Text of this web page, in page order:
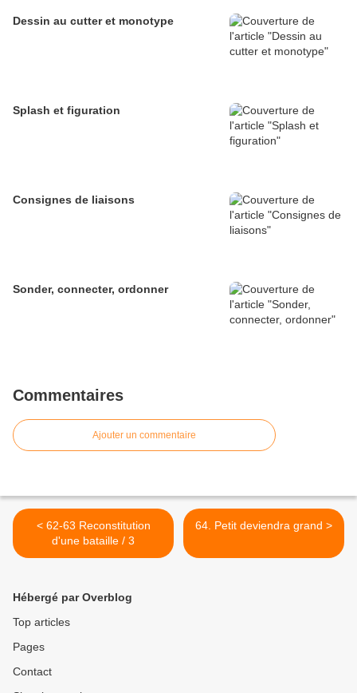
Dessin au cutter et monotype
Splash et figuration
Consignes de liaisons
Sonder, connecter, ordonner
Commentaires
Ajouter un commentaire
< 62-63 Reconstitution
d'une bataille / 3
64. Petit deviendra grand >
Hébergé par Overblog
Top articles
Pages
Contact